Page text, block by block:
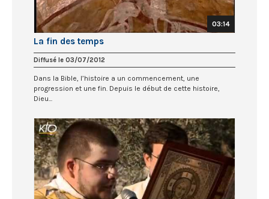
03:14
La fin des temps
Diffusé le 03/07/2012
Dans la Bible, l’histoire a un commencement, une
progression et une fin. Depuis le début de cette histoire,
Dieu...